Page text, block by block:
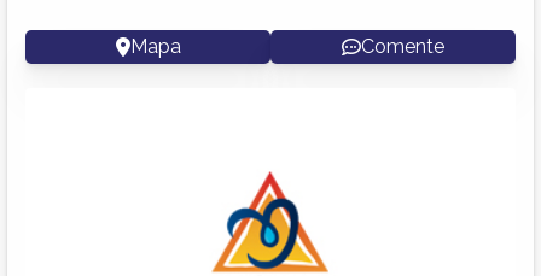
Mapa Comente